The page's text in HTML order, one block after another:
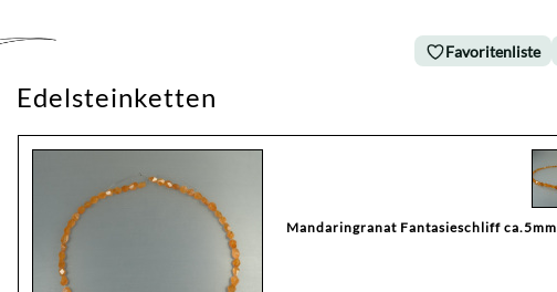
Favoritenliste
Edelsteinketten
Mandaringranat Fantasieschliff ca.5mm